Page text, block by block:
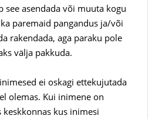
see asendada või muuta kogu
paremaid pangandus ja/või
rakendada, aga paraku pole
välja pakkuda.
ei oskagi ettekujutada
olemas. Kui inimene on
kus inimesi